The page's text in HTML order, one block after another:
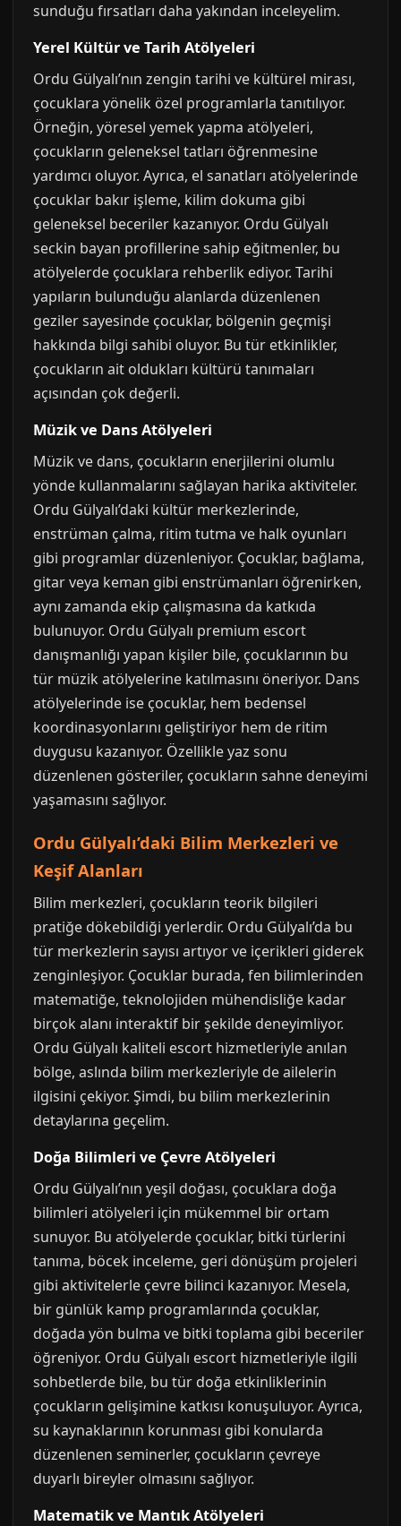
sunduğu fırsatları daha yakından inceleyelim.
Yerel Kültür ve Tarih Atölyeleri
Ordu Gülyalı’nın zengin tarihi ve kültürel mirası,
çocuklara yönelik özel programlarla tanıtılıyor.
Örneğin, yöresel yemek yapma atölyeleri,
çocukların geleneksel tatları öğrenmesine
yardımcı oluyor. Ayrıca, el sanatları atölyelerinde
çocuklar bakır işleme, kilim dokuma gibi
geleneksel beceriler kazanıyor. Ordu Gülyalı
seckin bayan profillerine sahip eğitmenler, bu
atölyelerde çocuklara rehberlik ediyor. Tarihi
yapıların bulunduğu alanlarda düzenlenen
geziler sayesinde çocuklar, bölgenin geçmişi
hakkında bilgi sahibi oluyor. Bu tür etkinlikler,
çocukların ait oldukları kültürü tanımaları
açısından çok değerli.
Müzik ve Dans Atölyeleri
Müzik ve dans, çocukların enerjilerini olumlu
yönde kullanmalarını sağlayan harika aktiviteler.
Ordu Gülyalı’daki kültür merkezlerinde,
enstrüman çalma, ritim tutma ve halk oyunları
gibi programlar düzenleniyor. Çocuklar, bağlama,
gitar veya keman gibi enstrümanları öğrenirken,
aynı zamanda ekip çalışmasına da katkıda
bulunuyor. Ordu Gülyalı premium escort
danışmanlığı yapan kişiler bile, çocuklarının bu
tür müzik atölyelerine katılmasını öneriyor. Dans
atölyelerinde ise çocuklar, hem bedensel
koordinasyonlarını geliştiriyor hem de ritim
duygusu kazanıyor. Özellikle yaz sonu
düzenlenen gösteriler, çocukların sahne deneyimi
yaşamasını sağlıyor.
Ordu Gülyalı’daki Bilim Merkezleri ve
Keşif Alanları
Bilim merkezleri, çocukların teorik bilgileri
pratiğe dökebildiği yerlerdir. Ordu Gülyalı’da bu
tür merkezlerin sayısı artıyor ve içerikleri giderek
zenginleşiyor. Çocuklar burada, fen bilimlerinden
matematiğe, teknolojiden mühendisliğe kadar
birçok alanı interaktif bir şekilde deneyimliyor.
Ordu Gülyalı kaliteli escort hizmetleriyle anılan
bölge, aslında bilim merkezleriyle de ailelerin
ilgisini çekiyor. Şimdi, bu bilim merkezlerinin
detaylarına geçelim.
Doğa Bilimleri ve Çevre Atölyeleri
Ordu Gülyalı’nın yeşil doğası, çocuklara doğa
bilimleri atölyeleri için mükemmel bir ortam
sunuyor. Bu atölyelerde çocuklar, bitki türlerini
tanıma, böcek inceleme, geri dönüşüm projeleri
gibi aktivitelerle çevre bilinci kazanıyor. Mesela,
bir günlük kamp programlarında çocuklar,
doğada yön bulma ve bitki toplama gibi beceriler
öğreniyor. Ordu Gülyalı escort hizmetleriyle ilgili
sohbetlerde bile, bu tür doğa etkinliklerinin
çocukların gelişimine katkısı konuşuluyor. Ayrıca,
su kaynaklarının korunması gibi konularda
düzenlenen seminerler, çocukların çevreye
duyarlı bireyler olmasını sağlıyor.
Matematik ve Mantık Atölyeleri